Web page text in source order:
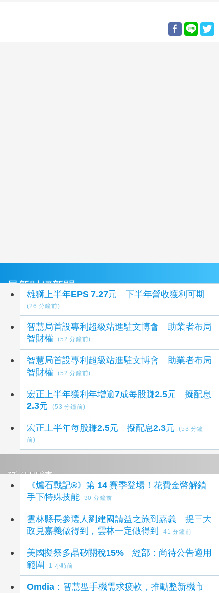
最新財經新聞
雄獅上半年EPS 7.27元 下半年營收獲利可期
(26 分鐘前)
智慧局首設專利超級站進駐文博會 助業者布局
智財權
(52 分鐘前)
智慧局首設專利超級站進駐文博會 助業者布局
智財權
(52 分鐘前)
宏正上半年獲利年增逾7成每股賺2.5元 擬配息
2.3元
(53 分鐘前)
宏正上半年每股賺2.5元 擬配息2.3元
(53 分鐘
前)
延伸閱讀
《爐石戰記®》第 14 賽季登場！花費金幣解鎖
手下特殊技能
30 分鐘前
雲林縣長參選人劉建國請益之旅到嘉義 提三大
政見嘉義做得到，雲林一定做得到
41 分鐘前
美國擬祭多晶矽關稅15% 經部：尚待公告適用
範圍
1 小時前
Omdia：智慧型手機需求疲軟，推動整新機市